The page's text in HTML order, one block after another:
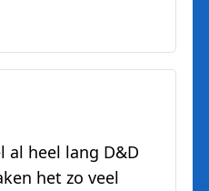
al heel lang D&D
het zo veel